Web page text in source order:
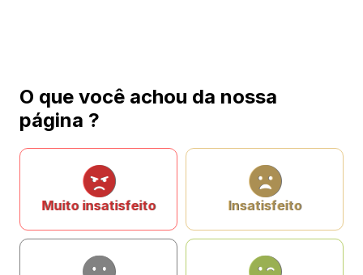
O que você achou da nossa
página ?
Muito insatisfeito Insatisfeito